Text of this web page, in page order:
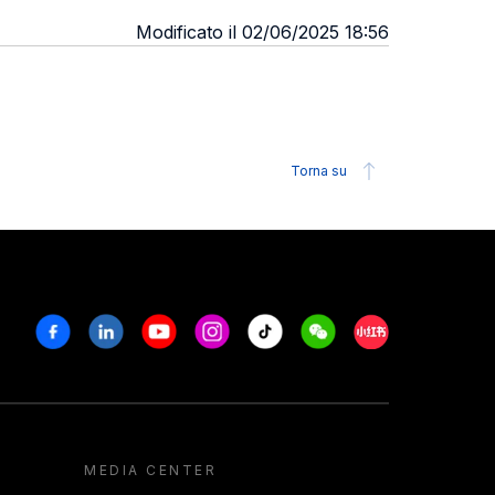
Modificato il 02/06/2025 18:56
Torna su
FacebookLinkedinYoutubeInstagram
Tiktok WeechatXiaohongshu/
MEDIA CENTER